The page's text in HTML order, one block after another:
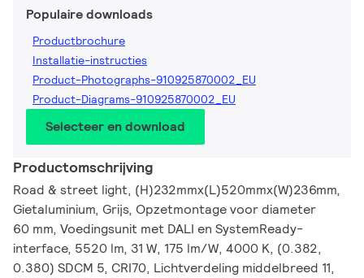
Populaire downloads
Productbrochure
Installatie-instructies
Product-Photographs-910925870002_EU
Product-Diagrams-910925870002_EU
Selecteer en download
Productomschrijving
Road & street light, (H)232mmx(L)520mmx(W)236mm,
Gietaluminium, Grijs, Opzetmontage voor diameter
60 mm, Voedingsunit met DALI en SystemReady-
interface, 5520 lm, 31 W, 175 lm/W, 4000 K, (0.382,
0.380) SDCM 5, CRI70, Lichtverdeling middelbreed 11,